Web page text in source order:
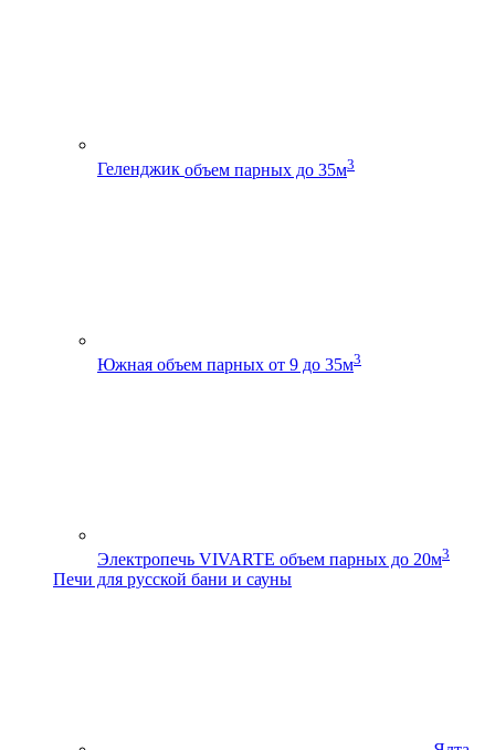
Геленджик объем парных до 35м3
Южная объем парных от 9 до 35м3
Электропечь VIVARTE объем парных до 20м3
Печи для русской бани и сауны